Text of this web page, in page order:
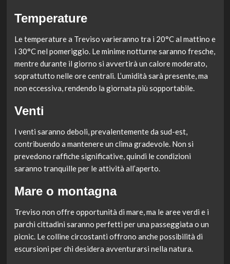
Temperature
Le temperature a Treviso varieranno tra i 20°C al mattino e
i 30°C nel pomeriggio. Le minime notturne saranno fresche,
mentre durante il giorno si avvertirà un calore moderato,
soprattutto nelle ore centrali. L’umidità sarà presente, ma
non eccessiva, rendendo la giornata più sopportabile.
Venti
I venti saranno deboli, prevalentemente da sud-est,
contribuendo a mantenere un clima gradevole. Non si
prevedono raffiche significative, quindi le condizioni
saranno tranquille per le attività all’aperto.
Mare o montagna
Treviso non offre opportunità di mare, ma le aree verdi e i
parchi cittadini saranno perfetti per una passeggiata o un
picnic. Le colline circostanti offrono anche possibilità di
escursioni per chi desidera avventurarsi nella natura.